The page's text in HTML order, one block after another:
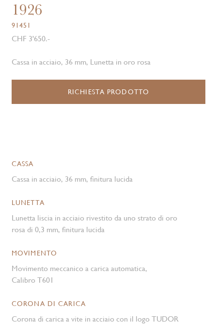
1926
91451
CHF 3'650.-
Cassa in acciaio, 36 mm, Lunetta in oro rosa
RICHIESTA PRODOTTO
CASSA
Cassa in acciaio, 36 mm, finitura lucida
LUNETTA
Lunetta liscia in acciaio rivestito da uno strato di oro
rosa di 0,3 mm, finitura lucida
MOVIMENTO
Movimento meccanico a carica automatica,
Calibro T601
CORONA DI CARICA
Corona di carica a vite in acciaio con il logo TUDOR